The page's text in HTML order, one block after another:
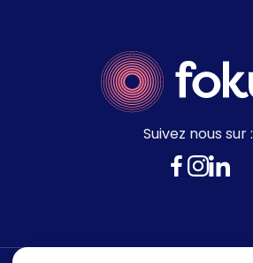
Suivez nous sur :